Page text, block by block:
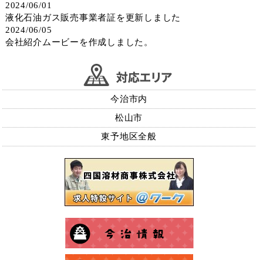
2024/06/01
液化石油ガス販売事業者証を更新しました
2024/06/05
会社紹介ムービーを作成しました。
今治市内
松山市
東予地区全般